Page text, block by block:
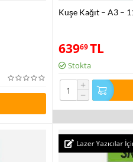
Kuşe Kağıt – A3 –
63969TL
Stokta
+
−
Lazer Yazıcılar